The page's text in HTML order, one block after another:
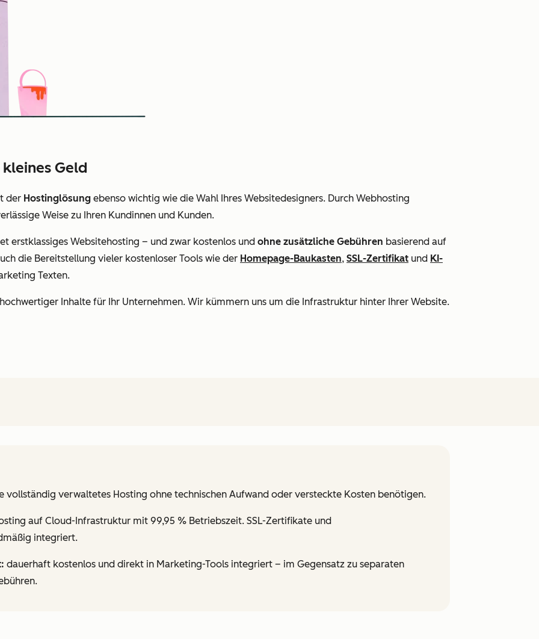
Geld
der Hostinglösung ebenso wichtig wie die Wahl Ihres Websitedesigners. Durch Webhosting
Weise zu Ihren Kundinnen und Kunden.
erstklassiges Websitehosting – und zwar kostenlos und ohne zusätzliche Gebühren basierend auf
die Bereitstellung vieler kostenloser Tools wie der Homepage-Baukasten, SSL-Zertifikat und KI-
Texten.
Inhalte für Ihr Unternehmen. Wir kümmern uns um die Infrastruktur hinter Ihrer Website.
vollständig verwaltetes Hosting ohne technischen Aufwand oder versteckte Kosten benötigen.
auf Cloud-Infrastruktur mit 99,95 % Betriebszeit. SSL-Zertifikate und
integriert.
dauerhaft kostenlos und direkt in Marketing-Tools integriert – im Gegensatz zu separaten